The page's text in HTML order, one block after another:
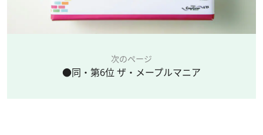
次のページ
●同・第6位 ザ・メープルマニア